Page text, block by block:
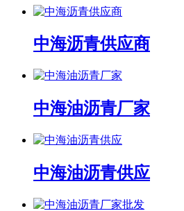
中海沥青供应商
中海油沥青厂家
中海油沥青供应